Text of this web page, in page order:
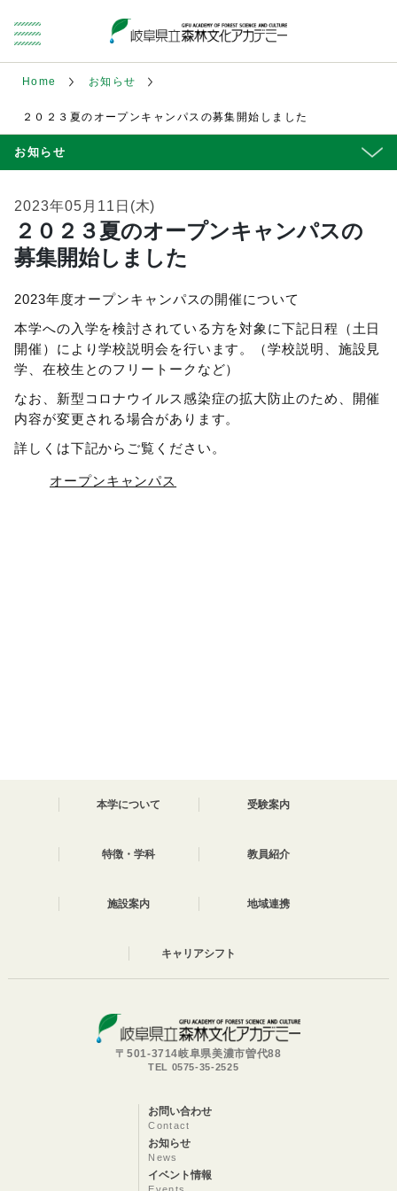
Home お知らせ
２０２３夏のオープンキャンパスの募集開始しました
お知らせ
2023年05月11日(木)
２０２３夏のオープンキャンパスの
募集開始しました
2023年度オープンキャンパスの開催について
本学への入学を検討されている方を対象に下記日程（土日
開催）により学校説明会を行います。（学校説明、施設見
学、在校生とのフリートークなど）
なお、新型コロナウイルス感染症の拡大防止のため、開催
内容が変更される場合があります。
詳しくは下記からご覧ください。
オープンキャンパス
本学について 受験案内
特徴・学科 教員紹介
施設案内 地域連携
キャリアシフト
〒501-3714岐阜県美濃市曽代88
TEL 0575-35-2525
お問い合わせ
Contact
お知らせ
News
イベント情報